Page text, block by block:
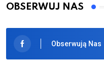
OBSERWUJ NAS
Obserwują Nas